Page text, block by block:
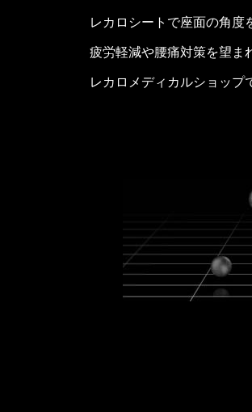
レカロシートで座面の角度
疲労軽減や腰痛対策を望ま
レカロメディカルショップ